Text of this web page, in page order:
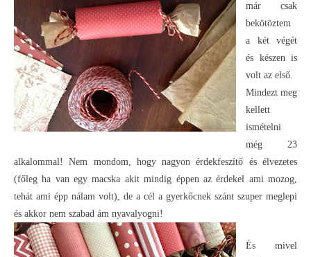
már csak
bekötöztem
a két végét
és készen is
volt az első.
Mindezt meg
kellett
ismételni
még 23
alkalommal! Nem mondom, hogy nagyon érdekfeszítő és élvezetes
(főleg ha van egy macska akit mindig éppen az érdekel ami mozog,
tehát ami épp nálam volt), de a cél a gyerkőcnek szánt szuper meglepi
és akkor nem szabad ám nyavalyogni!
És mivel